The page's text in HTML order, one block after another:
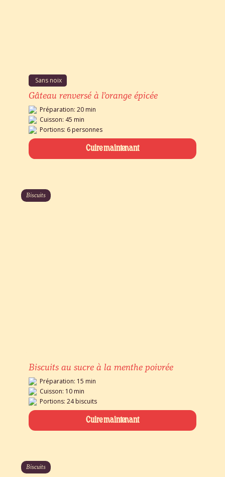
Sans noix
Gâteau renversé à l’orange épicée
Préparation: 20 min
Cuisson: 45 min
Portions: 6 personnes
Cuire maintenant
Biscuits
Biscuits au sucre à la menthe poivrée
Préparation: 15 min
Cuisson: 10 min
Portions: 24 biscuits
Cuire maintenant
Biscuits